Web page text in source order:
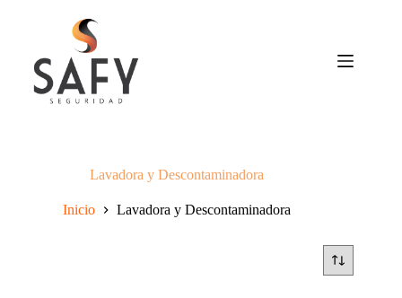
Lavadora y Descontaminadora
Inicio Lavadora y Descontaminadora